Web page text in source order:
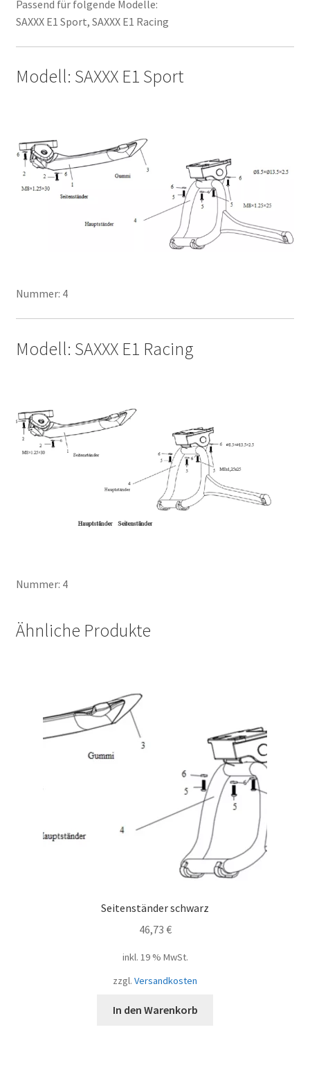
Passend für folgende Modelle:
SAXXX E1 Sport, SAXXX E1 Racing
Modell: SAXXX E1 Sport
Nummer: 4
Modell: SAXXX E1 Racing
Nummer: 4
Ähnliche Produkte
Seitenständer schwarz
46,73 €
inkl. 19 % MwSt.
zzgl. Versandkosten
In den Warenkorb